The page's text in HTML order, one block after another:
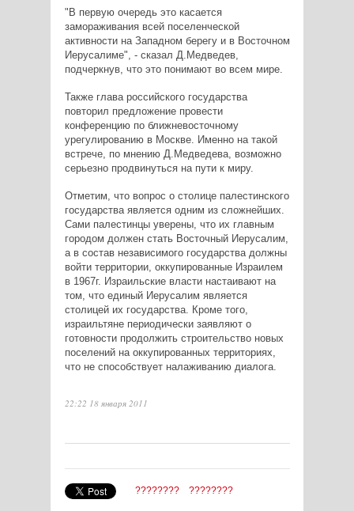
"В первую очередь это касается
замораживания всей поселенческой
активности на Западном берегу и в Восточном
Иерусалиме", - сказал Д.Медведев,
подчеркнув, что это понимают во всем мире.
Также глава российского государства
повторил предложение провести
конференцию по ближневосточному
урегулированию в Москве. Именно на такой
встрече, по мнению Д.Медведева, возможно
серьезно продвинуться на пути к миру.
Отметим, что вопрос о столице палестинского
государства является одним из сложнейших.
Сами палестинцы уверены, что их главным
городом должен стать Восточный Иерусалим,
а в состав независимого государства должны
войти территории, оккупированные Израилем
в 1967г. Израильские власти настаивают на
том, что единый Иерусалим является
столицей их государства. Кроме того,
израильтяне периодически заявляют о
готовности продолжить строительство новых
поселений на оккупированных территориях,
что не способствует налаживанию диалога.
22:22 18 января 2011
???????? ????????